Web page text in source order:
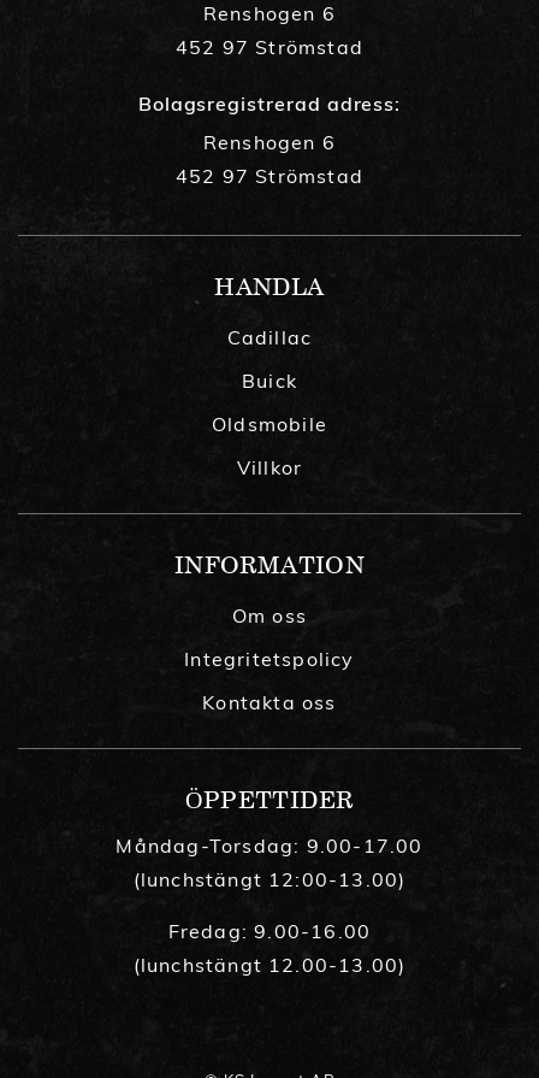
Renshogen 6
452 97 Strömstad
Bolagsregistrerad adress:
Renshogen 6
452 97 Strömstad
HANDLA
Cadillac
Buick
Oldsmobile
Villkor
INFORMATION
Om oss
Integritetspolicy
Kontakta oss
ÖPPETTIDER
Måndag-Torsdag: 9.00-17.00
(lunchstängt 12:00-13.00)
Fredag: 9.00-16.00
(lunchstängt 12.00-13.00)